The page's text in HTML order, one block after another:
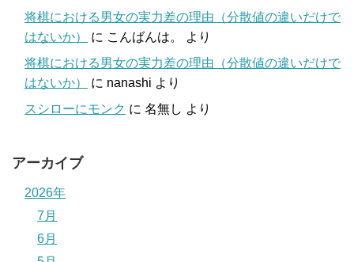
将棋における男女の実力差の理由（分散値の違いだけで
はないか）
に こんばんは。
より
将棋における男女の実力差の理由（分散値の違いだけで
はないか）
に nanashi より
スシローにモンク に 名無し より
アーカイブ
2026年
7月
6月